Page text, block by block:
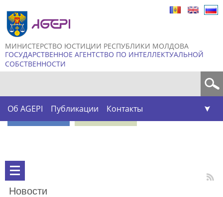
МИНИСТЕРСТВО ЮСТИЦИИ РЕСПУБЛИКИ МОЛДОВА
ГОСУДАРСТВЕННОЕ АГЕНТСТВО ПО ИНТЕЛЛЕКТУАЛЬНОЙ
СОБСТВЕННОСТИ
Об AGEPI Публикации Контакты
Новости